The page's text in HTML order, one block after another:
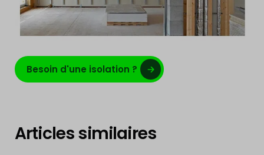
Besoin d'une isolation ?
Articles similaires